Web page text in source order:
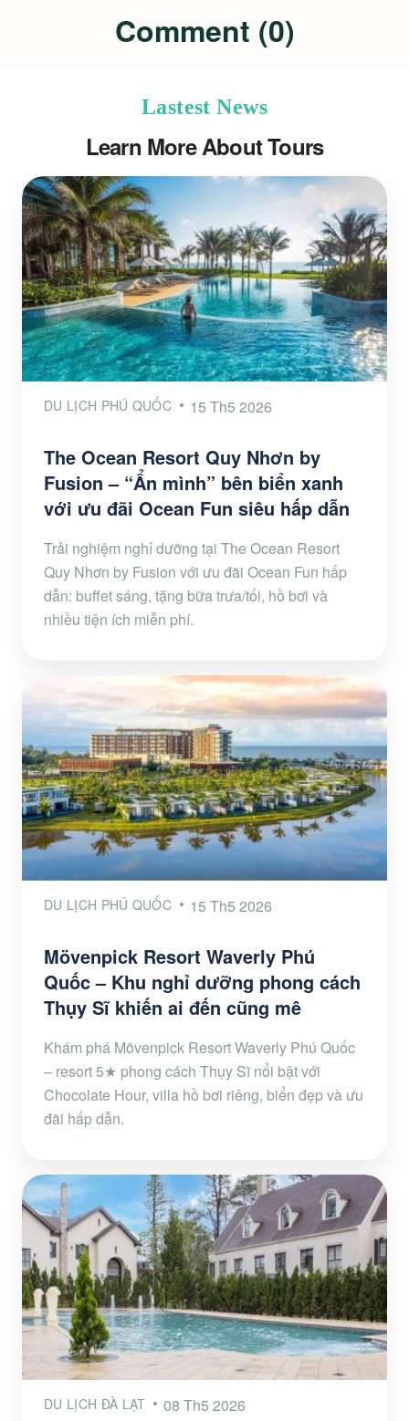
Comment (0)
Lastest News
Learn More About Tours
DU LỊCH PHÚ QUỐC 15 Th5 2026
The Ocean Resort Quy Nhơn by
Fusion – “Ẩn mình” bên biển xanh
với ưu đãi Ocean Fun siêu hấp dẫn
Trải nghiệm nghỉ dưỡng tại The Ocean Resort
Quy Nhơn by Fusion với ưu đãi Ocean Fun hấp
dẫn: buffet sáng, tặng bữa trưa/tối, hồ bơi và
nhiều tiện ích miễn phí.
DU LỊCH PHÚ QUỐC 15 Th5 2026
Mövenpick Resort Waverly Phú
Quốc – Khu nghỉ dưỡng phong cách
Thụy Sĩ khiến ai đến cũng mê
Khám phá Mövenpick Resort Waverly Phú Quốc
– resort 5★ phong cách Thụy Sĩ nổi bật với
Chocolate Hour, villa hồ bơi riêng, biển đẹp và ưu
đãi hấp dẫn.
DU LỊCH ĐÀ LẠT 08 Th5 2026